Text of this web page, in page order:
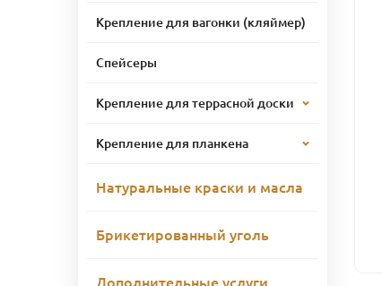
Крепление для вагонки (кляймер)
Спейсеры
Крепление для террасной доски
Крепление для планкена
Натуральные краски и масла
Брикетированный уголь
Дополнительные услуги